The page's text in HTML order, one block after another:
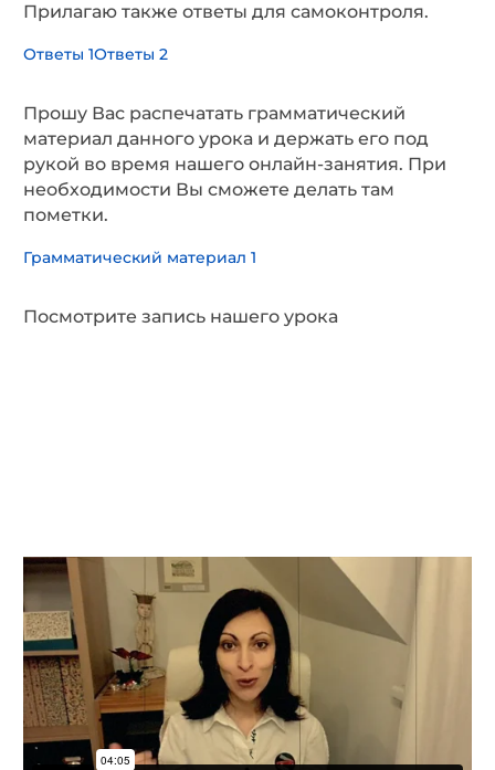
Прилагаю также ответы для самоконтроля.
Ответы 1Ответы 2
Прошу Вас распечатать грамматический
материал данного урока и держать его под
рукой во время нашего онлайн-занятия. При
необходимости Вы сможете делать там
пометки.
Грамматический материал 1
Посмотрите запись нашего урока